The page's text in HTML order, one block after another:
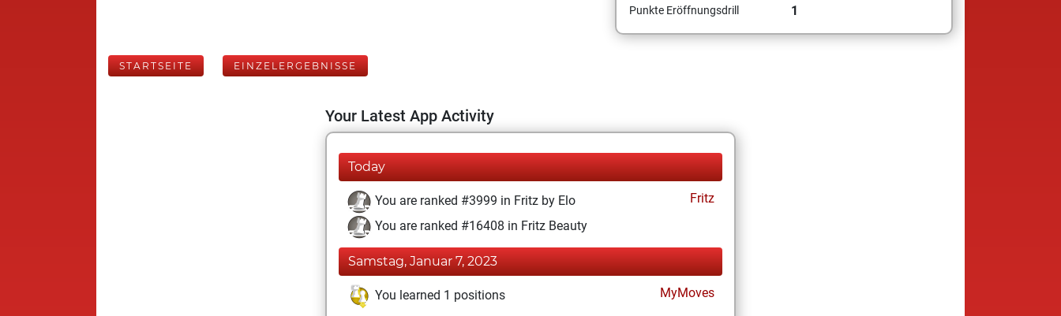
Punkte Eröffnungsdrill 1
STARTSEITE EINZELERGEBNISSE
Your Latest App Activity
Today
You are ranked #3999 in Fritz by Elo
Fritz
You are ranked #16408 in Fritz Beauty
Samstag, Januar 7, 2023
You learned 1 positions MyMoves